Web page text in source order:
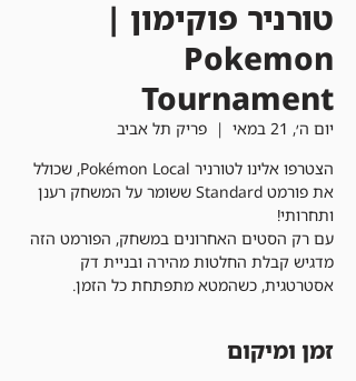
טורניר פוקימון |
Pokemon
Tournament
יום ה׳, 21 במאי
  |
פריק תל אביב
הצטרפו אלינו לטורניר Pokémon Local, שכולל
את פורמט Standard ששומר על המשחק רענן
עם רק הסטים האחרונים במשחק, הפורמט הזה
מדגיש קבלת החלטות מהירה ובניית דק
אסטרטגית, כשהמטא מתפתחת כל הזמן.
זמן ומיקום